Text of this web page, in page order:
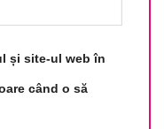
și site-ul web în
când o să